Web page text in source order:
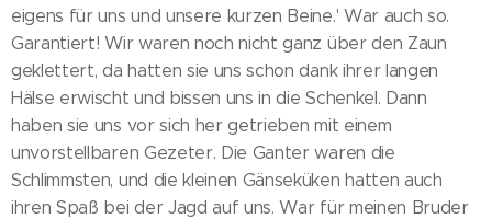
eigens für uns und unsere kurzen Beine.' War auch so.
Garantiert! Wir waren noch nicht ganz über den Zaun
geklettert, da hatten sie uns schon dank ihrer langen
Hälse erwischt und bissen uns in die Schenkel. Dann
haben sie uns vor sich her getrieben mit einem
unvorstellbaren Gezeter. Die Ganter waren die
Schlimmsten, und die kleinen Gänseküken hatten auch
ihren Spaß bei der Jagd auf uns. War für meinen Bruder